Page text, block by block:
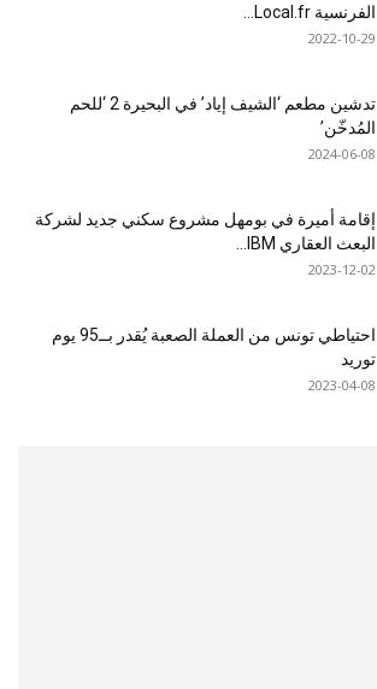
الفرنسية Local.fr...
2022-10-29
تدشين مطعم ‘الشيف إياد’ في البحيرة 2 ‘للحم
المُدخّن’
2024-06-08
إقامة أميرة في بومهل مشروع سكني جديد لشركة
البعث العقاري IBM...
2023-12-02
احتياطي تونس من العملة الصعبة يُقدر بــ95 يوم
توريد
2023-04-08